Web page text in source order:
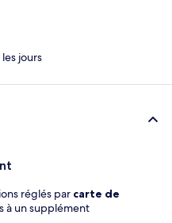
jours
réglés par carte de
à un supplément